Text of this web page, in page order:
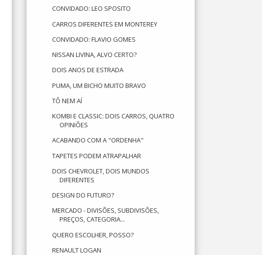
CONVIDADO: LEO SPOSITO
CARROS DIFERENTES EM MONTEREY
CONVIDADO: FLAVIO GOMES
NISSAN LIVINA, ALVO CERTO?
DOIS ANOS DE ESTRADA
PUMA, UM BICHO MUITO BRAVO
TÔ NEM AÍ
KOMBI E CLASSIC: DOIS CARROS, QUATRO
OPINIÕES
ACABANDO COM A "ORDENHA"
TAPETES PODEM ATRAPALHAR
DOIS CHEVROLET, DOIS MUNDOS
DIFERENTES
DESIGN DO FUTURO?
MERCADO - DIVISÕES, SUBDIVISÕES,
PREÇOS, CATEGORIA...
QUERO ESCOLHER, POSSO?
RENAULT LOGAN